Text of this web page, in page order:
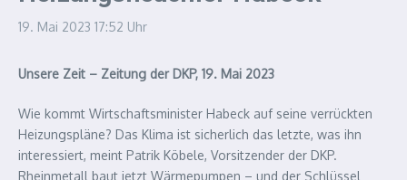
19. Mai 2023 17:52 Uhr
Unsere Zeit – Zeitung der DKP, 19. Mai 2023
Wie kommt Wirtschaftsminister Habeck auf seine verrückten
Heizungspläne? Das Klima ist sicherlich das letzte, was ihn
interessiert, meint Patrik Köbele, Vorsitzender der DKP.
Rheinmetall baut jetzt Wärmepumpen – und der Schlüssel